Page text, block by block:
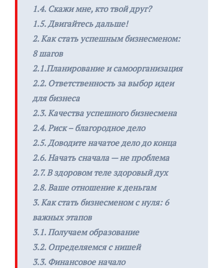
1.4. Скажи мне, кто твой друг?
1.5. Двигайтесь дальше!
2. Как стать успешным бизнесменом:
8 шагов
2.1.Планирование и самоорганизация
2.2. Ответственность за выбор идеи
для бизнеса
2.3. Качества успешного бизнесмена
2.4. Риск – благородное дело
2.5. Доводите начатое дело до конца
2.6. Начать сначала — не проблема
2.7. В здоровом теле здоровый дух
2.8. Ваше отношение к деньгам
3. Как стать бизнесменом с нуля: 6
важных этапов
3.1. Получаем образование
3.2. Определяемся с нишей
3.3. Финансовое начало